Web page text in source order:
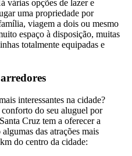
várias opções de lazer e
uma propriedade por
viagem a dois ou mesmo
espaço à disposição, muitas
totalmente equipadas e
interessantes na cidade?
do seu aluguel por
Cruz tem a oferecer a
das atrações mais
do centro da cidade: